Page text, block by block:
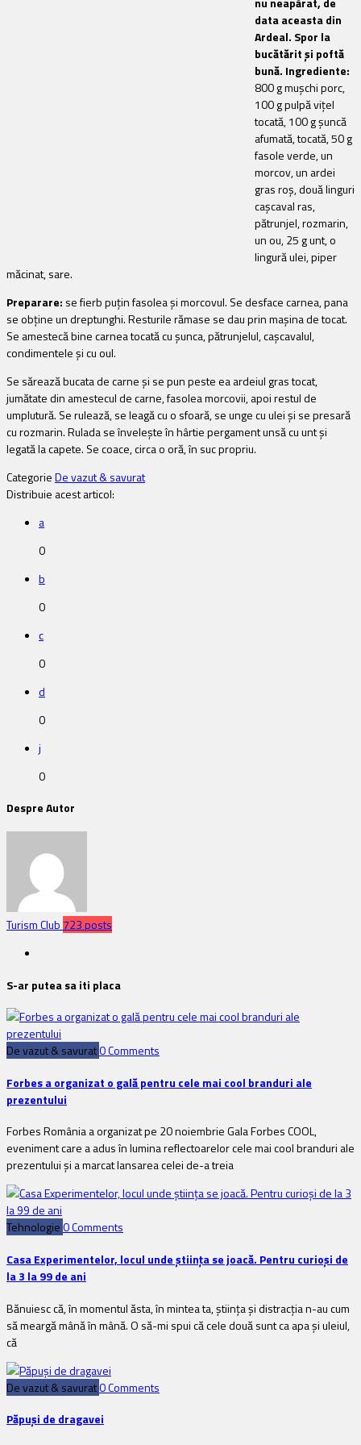
data aceasta din
Ardeal. Spor la
bucătărit și poftă
bună. Ingrediente:
800 g mușchi porc,
100 g pulpă vițel
tocată, 100 g șuncă
afumată, tocată, 50 g
fasole verde, un
morcov, un ardei
gras roș, două linguri
cașcaval ras,
pătrunjel, rozmarin,
un ou, 25 g unt, o
lingură ulei, piper
măcinat, sare.
Preparare: se fierb puțin fasolea și morcovul. Se desface carnea, pana
se obține un dreptunghi. Resturile rămase se dau prin mașina de tocat.
Se amestecă bine carnea tocată cu șunca, pătrunjelul, cașcavalul,
condimentele și cu oul.
Se sărează bucata de carne și se pun peste ea ardeiul gras tocat,
jumătate din amestecul de carne, fasolea morcovii, apoi restul de
umplutură. Se rulează, se leagă cu o sfoară, se unge cu ulei și se presară
cu rozmarin. Rulada se învelește în hârtie pergament unsă cu unt și
legată la capete. Se coace, circa o oră, în suc propriu.
CategorieDe vazut & savurat
Distribuie acest articol:
a
0
b
0
c
0
d
0
j
0
Despre Autor
Turism Club 723 posts
S-ar putea sa iti placa
De vazut & savurat0 Comments
Forbes a organizat o gală pentru cele mai cool branduri ale
prezentului
Forbes România a organizat pe 20 noiembrie Gala Forbes COOL,
eveniment care a adus în lumina reflectoarelor cele mai cool branduri ale
prezentului și a marcat lansarea celei de-a treia
Tehnologie0 Comments
Casa Experimentelor, locul unde știinţa se joacă. Pentru curioși de
la 3 la 99 de ani
Bănuiesc că, în momentul ăsta, în mintea ta, știința și distracția n-au cum
să meargă mână în mână. O să-mi spui că cele două sunt ca apa și uleiul,
că
De vazut & savurat0 Comments
Păpuși de dragavei